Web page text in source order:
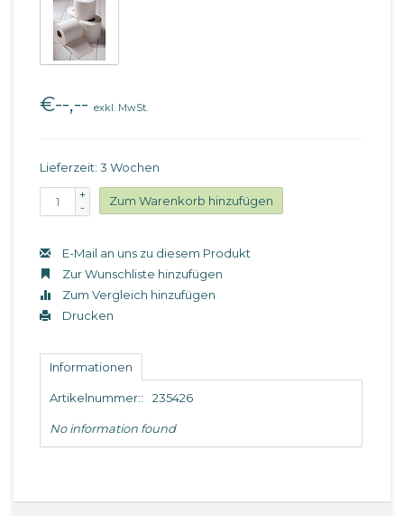
€--,-- exkl. MwSt.
Lieferzeit: 3 Wochen
+
-
Zum Warenkorb hinzufügen
E-Mail an uns zu diesem Produkt
Zur Wunschliste hinzufügen
Zum Vergleich hinzufügen
Drucken
Informationen
Artikelnummer:: 235426
No information found